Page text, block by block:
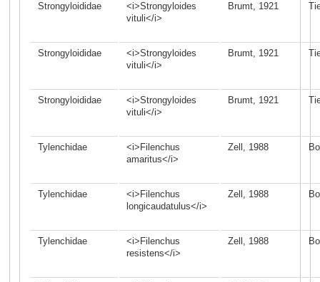
Strongyloididae
<i>Strongyloides
vituli</i>
Brumt, 1921
Strongyloididae
<i>Strongyloides
vituli</i>
Brumt, 1921
Strongyloididae
<i>Strongyloides
vituli</i>
Brumt, 1921
Tylenchidae
<i>Filenchus
amaritus</i>
Zell, 1988
Tylenchidae
<i>Filenchus
longicaudatulus</i>
Zell, 1988
Tylenchidae
<i>Filenchus
resistens</i>
Zell, 1988